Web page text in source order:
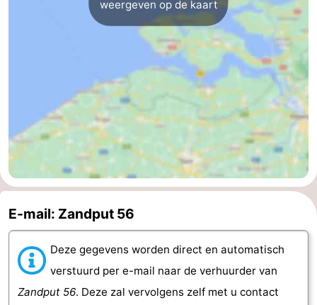
weergeven op de kaart
E-mail: Zandput 56
Deze gegevens worden direct en automatisch
verstuurd per e-mail naar de verhuurder van
Zandput 56. Deze zal vervolgens zelf met u contact